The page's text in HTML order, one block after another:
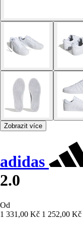
Zobrazit více
adidas
2.0
Od
1 331,00 Kč 1 252,00 Kč